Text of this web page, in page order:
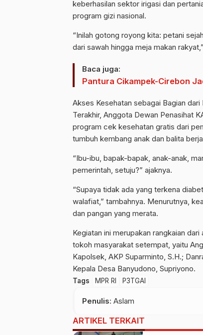
keberhasilan sektor irigasi dan
program gizi nasional.
“Inilah gotong royong kita: petani
dari sawah hingga meja makan
Baca juga:
Pantura Cikampek-Cirebon
Akses Kesehatan sebagai Bagian dari
Terakhir, Anggota Dewan Penasihat
program cek kesehatan gratis dari
tumbuh kembang anak dan balita
“Ibu-ibu, bapak-bapak, anak-anak,
pemerintah, setuju?” ajaknya.
“Supaya tidak ada yang terkena
walafiat,” tambahnya. Menurutnya,
dan pangan yang merata.
Kegiatan ini merupakan rangkaian
tokoh masyarakat setempat, yaitu
Kapolsek, AKP Suparminto, S.H.;
Kepala Desa Banyudono, Supriyono.
Tags MPR RI P3TGAI
Penulis: Aslam
ARTIKEL TERKAIT